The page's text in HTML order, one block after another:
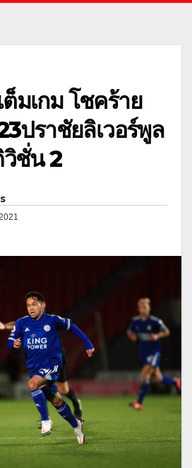
มเกม โชคร้าย
ปราชัยลิเวอร์พูล
วิชั่น 2